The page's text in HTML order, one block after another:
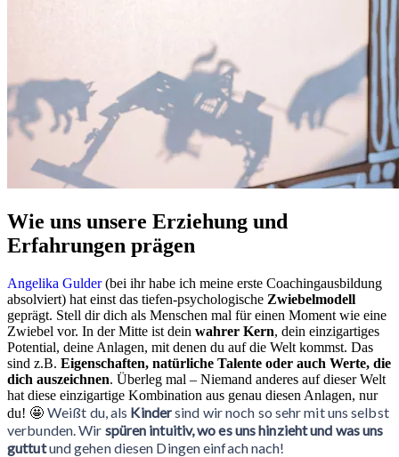
Wie uns unsere Erziehung und
Erfahrungen prägen
Angelika Gulder(bei ihr habe ich meine erste Coachingausbildung
absolviert) hat einst das tiefen-psychologische Zwiebelmodell
geprägt. Stell dir dich als Menschen mal für einen Moment wie eine
Zwiebel vor. In der Mitte ist dein wahrer Kern, dein einzigartiges
Potential, deine Anlagen, mit denen du auf die Welt kommst. Das
sind z.B. Eigenschaften, natürliche Talente oder auch Werte, die
dich auszeichnen. Überleg mal – Niemand anderes auf dieser Welt
hat diese einzigartige Kombination aus genau diesen Anlagen, nur
du! 🤩 Weißt du, als Kindersind wir noch so sehr mit uns selbst
verbunden. Wir spüren intuitiv, wo es uns hinzieht und was uns
guttutund gehen diesen Dingen einfach nach!